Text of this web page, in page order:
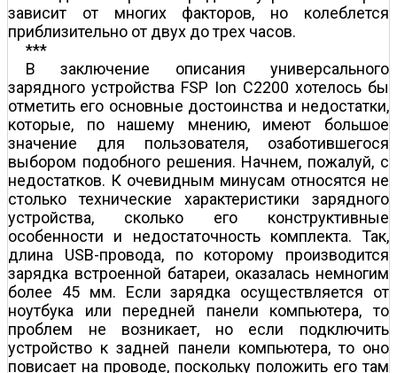
зависит от многих факторов, но колеблется
приблизительно от двух до трех часов.
***
В заключение описания универсального
зарядного устройства FSP Ion C2200 хотелось бы
отметить его основные достоинства и недостатки,
которые, по нашему мнению, имеют большое
значение для пользователя, озаботившегося
выбором подобного решения. Начнем, пожалуй, с
недостатков. К очевидным минусам относятся не
столько технические характеристики зарядного
устройства, сколько его конструктивные
особенности и недостаточность комплекта. Так,
длина USB-провода, по которому производится
зарядка встроенной батареи, оказалась немногим
более 45 мм. Если зарядка осуществляется от
ноутбука или передней панели компьютера, то
проблем не возникает, но если подключить
устройство к задней панели компьютера, то оно
повисает на проводе, поскольку положить его там